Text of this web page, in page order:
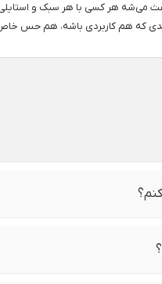
هر کسی با هر سبک و استایلی
که هم کاربردی باشه، هم حس